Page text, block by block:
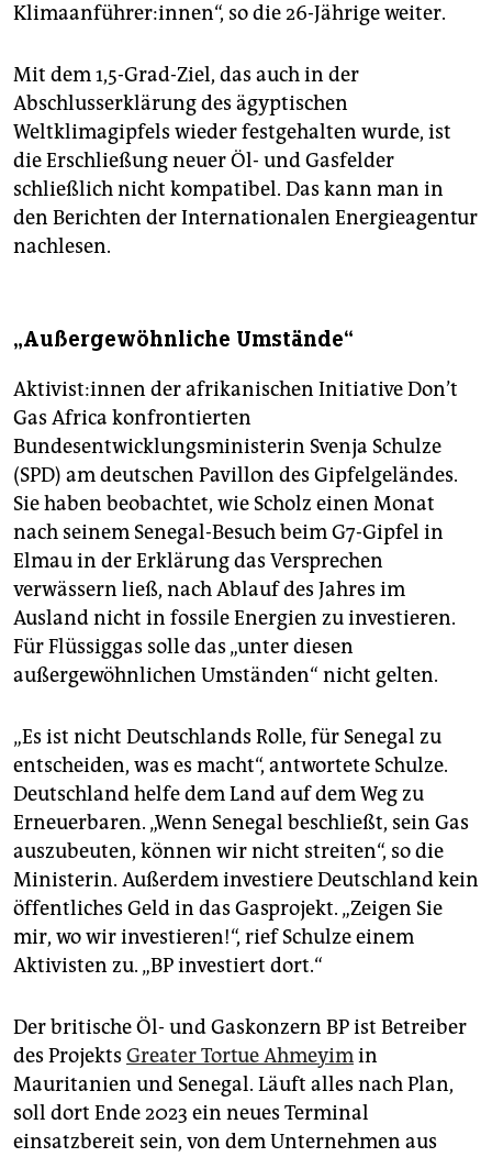
Klimaanführer:innen“, so die 26-Jährige weiter.
Mit dem 1,5-Grad-Ziel, das auch in der
Abschlusserklärung des ägyptischen
Weltklimagipfels wieder festgehalten wurde, ist
die Erschließung neuer Öl- und Gasfelder
schließlich nicht kompatibel. Das kann man in
den Berichten der Internationalen Energieagentur
nachlesen.
„Außergewöhnliche Umstände“
Ak­ti­vis­t:in­nen der afrikanischen Initiative Don’t
Gas Africa konfrontierten
Bundesentwicklungsministerin Svenja Schulze
(SPD) am deutschen Pavillon des Gipfelgeländes.
Sie haben beobachtet, wie Scholz einen Monat
nach seinem Senegal-Besuch beim G7-Gipfel in
Elmau in der Erklärung das Versprechen
verwässern ließ, nach Ablauf des Jahres im
Ausland nicht in fossile Energien zu investieren.
Für Flüssiggas solle das „unter diesen
außergewöhnlichen Umständen“ nicht gelten.
„Es ist nicht Deutschlands Rolle, für Senegal zu
entscheiden, was es macht“, antwortete Schulze.
Deutschland helfe dem Land auf dem Weg zu
Erneuerbaren. „Wenn Senegal beschließt, sein Gas
auszubeuten, können wir nicht streiten“, so die
Ministerin. Außerdem investiere Deutschland kein
öffentliches Geld in das Gasprojekt. „Zeigen Sie
mir, wo wir investieren!“, rief Schulze einem
Aktivisten zu. „BP investiert dort.“
Der britische Öl- und Gaskonzern BP ist Betreiber
des Projekts Greater Tortue Ahmeyimin
Mauritanien und Senegal. Läuft alles nach Plan,
soll dort Ende 2023 ein neues Terminal
einsatzbereit sein, von dem Unternehmen aus